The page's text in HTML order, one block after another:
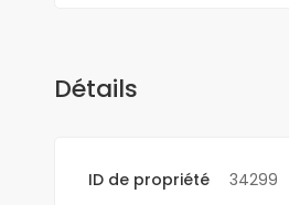
Détails
ID de propriété 34299